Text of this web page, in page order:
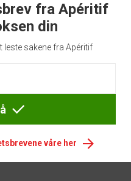
fra Apéritif
din
leste sakene fra Apéritif
våre her